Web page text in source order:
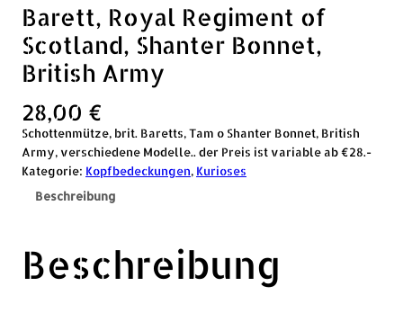
Barett, Royal Regiment of
Scotland, Shanter Bonnet,
British Army
28,00 €
Schottenmütze, brit. Baretts, Tam o Shanter Bonnet, British
Army, verschiedene Modelle.. der Preis ist variable ab €28.-
Kategorie: Kopfbedeckungen, Kurioses
Beschreibung
Beschreibung